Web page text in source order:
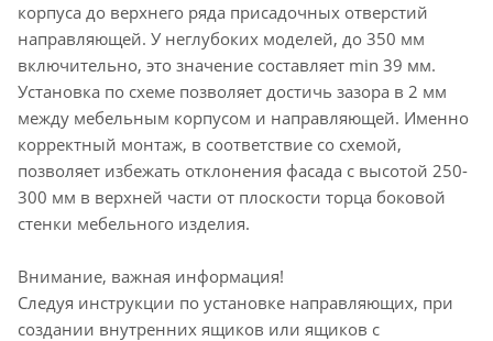
корпуса до верхнего ряда присадочных отверстий
направляющей. У неглубоких моделей, до 350 мм
включительно, это значение составляет min 39 мм.
Установка по схеме позволяет достичь зазора в 2 мм
между мебельным корпусом и направляющей. Именно
корректный монтаж, в соответствие со схемой,
позволяет избежать отклонения фасада с высотой 250-
300 мм в верхней части от плоскости торца боковой
стенки мебельного изделия.
Внимание, важная информация!
Следуя инструкции по установке направляющих, при
создании внутренних ящиков или ящиков с